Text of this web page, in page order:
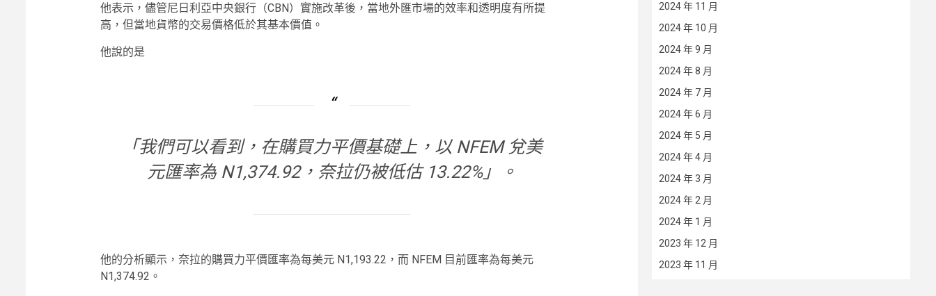
他表示，儘管尼日利亞中央銀行（CBN）實施改革後，當地外匯市場的效率和透明度有所提
高，但當地貨幣的交易價格低於其基本價值。
他說的是
「我們可以看到，在購買力平價基礎上，以 NFEM 兌美
元匯率為 N1,374.92，奈拉仍被低估 13.22%」。
他的分析顯示，奈拉的購買力平價匯率為每美元 N1,193.22，而 NFEM 目前匯率為每美元
N1,374.92。
2024 年 11 月
2024 年 10 月
2024 年 9 月
2024 年 8 月
2024 年 7 月
2024 年 6 月
2024 年 5 月
2024 年 4 月
2024 年 3 月
2024 年 2 月
2024 年 1 月
2023 年 12 月
2023 年 11 月